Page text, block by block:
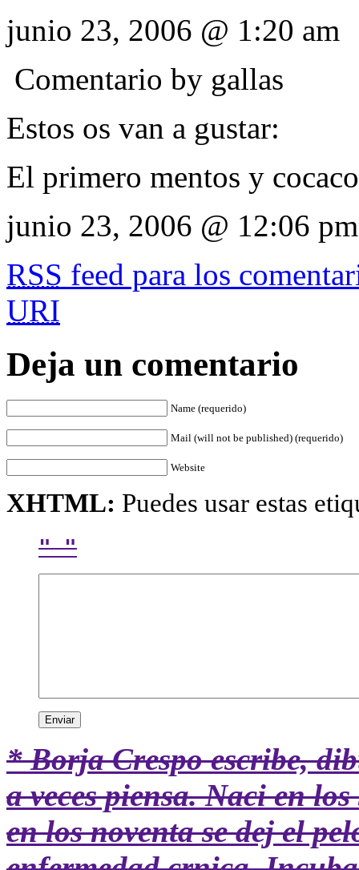
junio 23, 2006 @ 1:20 am
Comentario by gallas
Estos os van a gustar:
El primero mentos y
junio 23, 2006 @ 12:06 pm
RSS feed para los
URI
Deja un comentario
Name (requerido)
Mail (will not be published) (requerido)
Website
XHTML: Puedes usar estas
* Borja Crespoescribe,
a veces piensa. Naci en
en los noventa se dej el